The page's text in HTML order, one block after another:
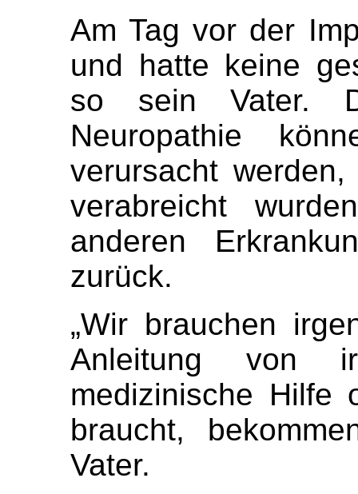
Am Tag vor der
und hatte keine
so sein Vater.
Neuropathie
verursacht
verabreicht
anderen
zurück.
„Wir brauchen
Anleitung von
medizinische Hilfe
braucht,
Vater.